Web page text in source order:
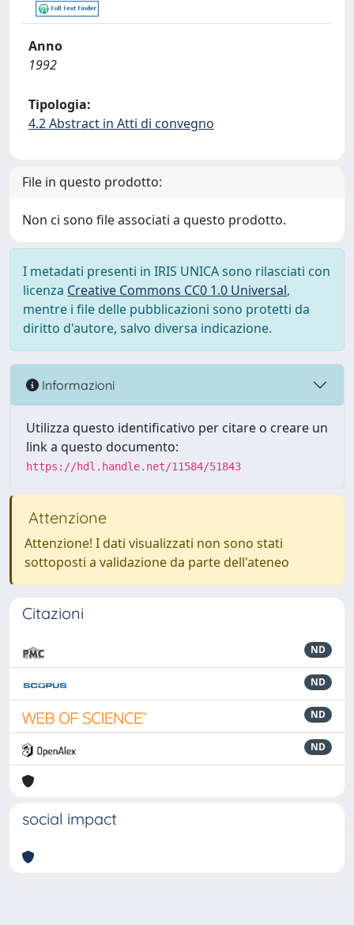
Anno
1992
Tipologia:
4.2 Abstract in Atti di convegno
File in questo prodotto:
Non ci sono file associati a questo prodotto.
I metadati presenti in IRIS UNICA sono rilasciati con
licenza Creative Commons CC0 1.0 Universal,
mentre i file delle pubblicazioni sono protetti da
diritto d'autore, salvo diversa indicazione.
Informazioni
Utilizza questo identificativo per citare o creare un
link a questo documento:
https://hdl.handle.net/11584/51843
Attenzione
Attenzione! I dati visualizzati non sono stati
sottoposti a validazione da parte dell'ateneo
Citazioni
ND
ND
ND
ND
social impact